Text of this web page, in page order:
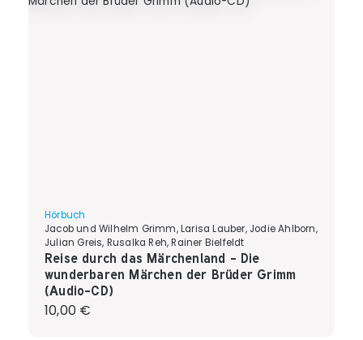
Hörbuch
Jacob und Wilhelm Grimm, Larisa Lauber, Jodie Ahlborn,
Julian Greis, Rusalka Reh, Rainer Bielfeldt
Reise durch das Märchenland - Die
wunderbaren Märchen der Brüder Grimm
(Audio-CD)
Regulärer Preis:
10,00 €